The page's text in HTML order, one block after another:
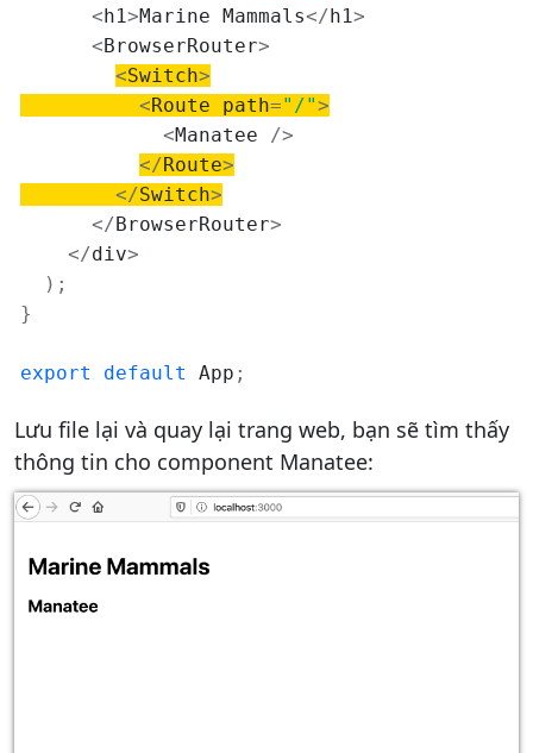
< h1>Marine Mammals</ h1>
< BrowserRouter>
<Switch>
<Route path="/">
<Manatee />
</Route>
</Switch>
</ BrowserRouter>
</div>
) ;
}
export default App ;
Lưu file lại và quay lại trang web, bạn sẽ tìm thấy
thông tin cho component Manatee: